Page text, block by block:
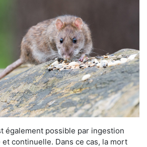
également possible par ingestion
continuelle. Dans ce cas, la mort